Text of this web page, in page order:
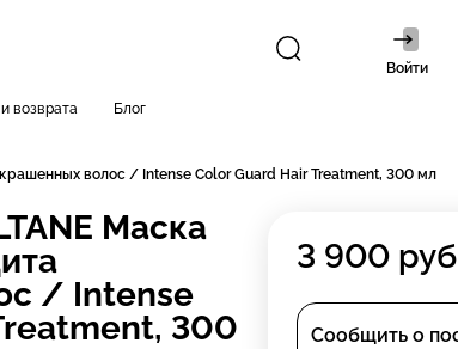
Войти
возврата Блог
волос / Intense Color Guard Hair Treatment, 300 мл
Маска
/ Intense
300
3 900
Сообщить о